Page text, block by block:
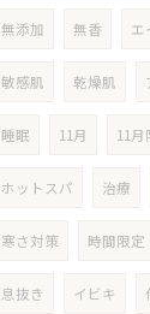
無添加 無香 エ
敏感肌 乾燥肌
睡眠 11月 11月
ホットスパ 治療
寒さ対策 時間限定
息抜き イビキ